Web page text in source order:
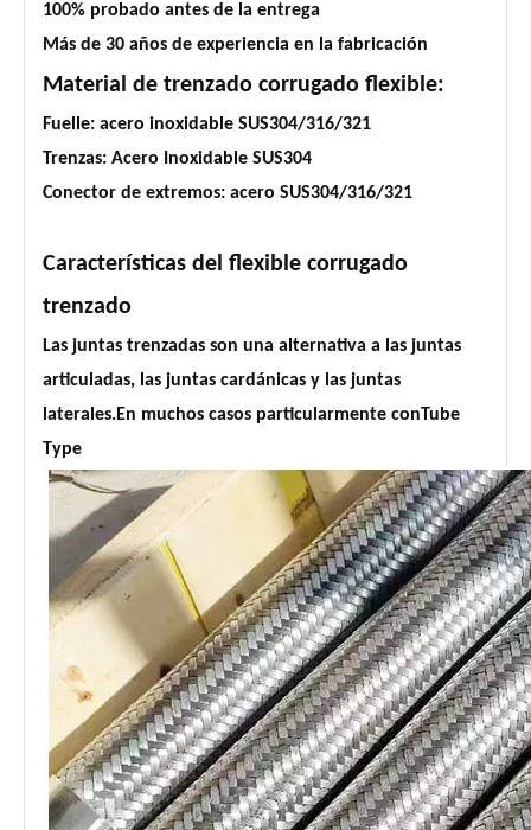
100% probado antes de la entrega
Más de 30 años de experiencia en la fabricación
Material de trenzado corrugado flexible:
Fuelle: acero inoxidable SUS304/316/321
Trenzas: Acero Inoxidable SUS304
Conector de extremos: acero SUS304/316/321
Características del flexible corrugado
trenzado
Las juntas trenzadas son una alternativa a las juntas
articuladas, las juntas cardánicas y las juntas
laterales.En muchos casos particularmente conTube
Type